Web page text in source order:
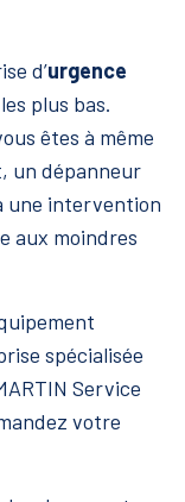
d’urgence
plus bas.
êtes à même
un dépanneur
une intervention
aux moindres
spécialisée
Service
votre